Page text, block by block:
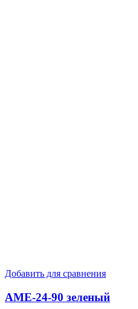
Добавить для сравнения
АМЕ-24-90 зеленый